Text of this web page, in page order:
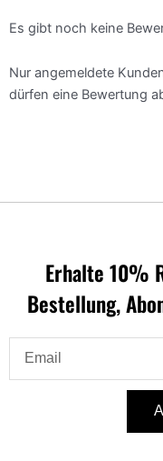
Es gibt noch keine
Nur angemeldete
dürfen eine Bewertung
Erhalte 10%
Bestellung,